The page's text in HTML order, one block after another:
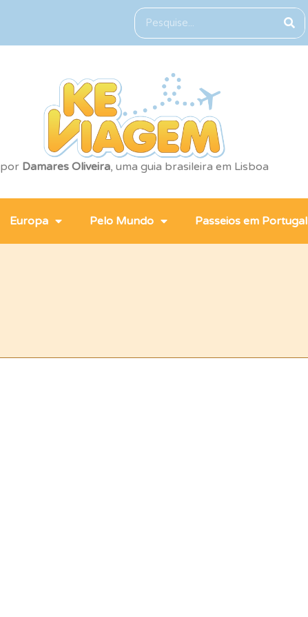
por Damares Oliveira, uma guia brasileira em Lisboa
Europa Pelo Mundo Passeios em Portugal